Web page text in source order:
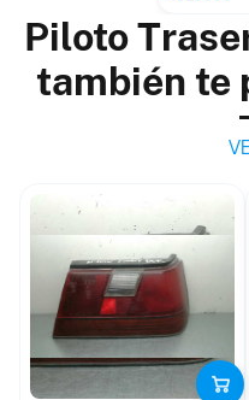
Piloto
también te